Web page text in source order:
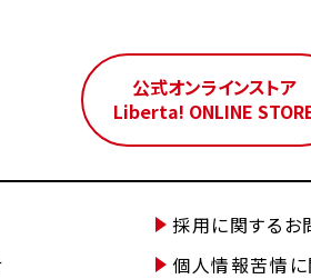
公式オンラインストア
Liberta! ONLINE
採用に関するお
個人情報苦情